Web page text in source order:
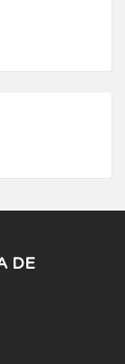
DE